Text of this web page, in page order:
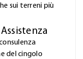
sui terreni più
del cingolo